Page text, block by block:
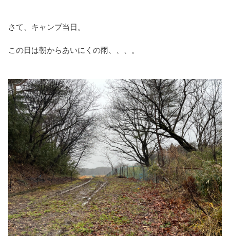
さて、キャンプ当日。
この日は朝からあいにくの雨、、、。